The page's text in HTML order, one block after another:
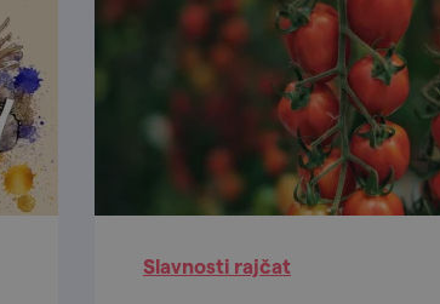
Slavnosti rajčat